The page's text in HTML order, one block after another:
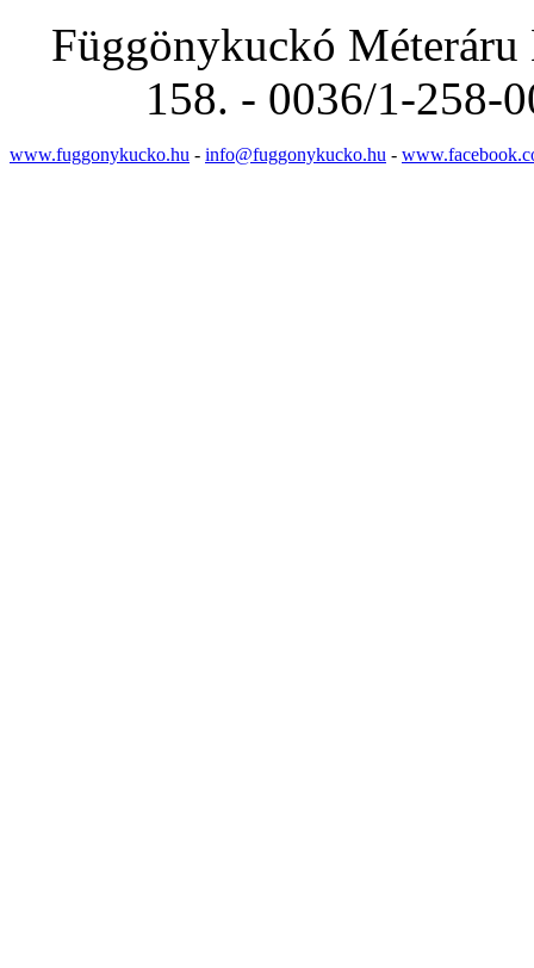
Függönykuckó
158. - 0036/1-258-
www.fuggonykucko.hu - info@fuggonykucko.hu -